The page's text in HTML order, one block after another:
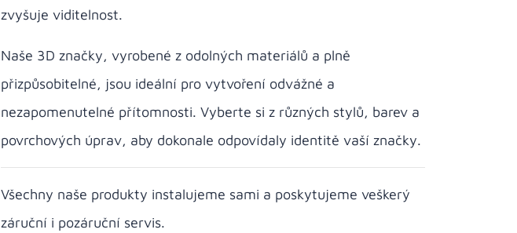
zvyšuje viditelnost.
Naše 3D značky, vyrobené z odolných materiálů a plně
přizpůsobitelné, jsou ideální pro vytvoření odvážné a
nezapomenutelné přítomnosti. Vyberte si z různých stylů, barev a
povrchových úprav, aby dokonale odpovídaly identitě vaší značky.
Všechny naše produkty instalujeme sami a poskytujeme veškerý
záruční i pozáruční servis.